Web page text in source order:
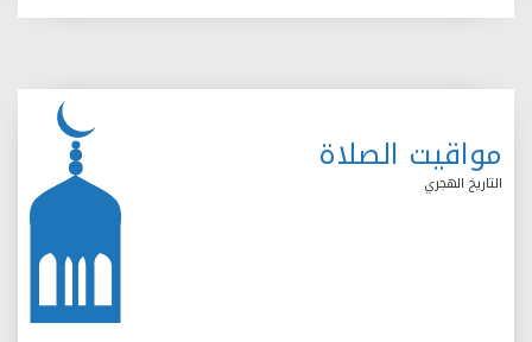
مواقيت الصلاة
التاريخ الهجري